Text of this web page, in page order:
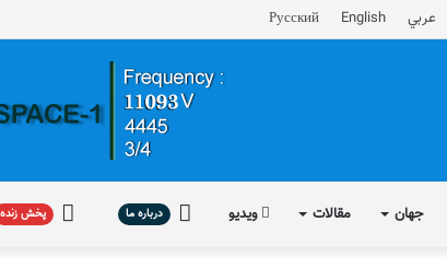
عربي English
Русский
جهان مقالات ویدیو درباره
درباره ما پخش
پخش زنده